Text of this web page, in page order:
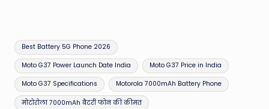
Tags:
Best Battery 5G Phone 2026
Moto G37 Power Launch Date India Moto G37 Price in India
Moto G37 Specifications Motorola 7000mAh Battery Phone
मोटोरोला 7000mAh बैटरी फोन की कीमत